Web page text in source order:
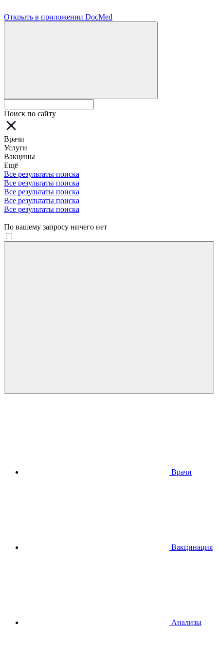
Открыть в приложении DocMed
Поиск по сайту
Врачи
Услуги
Вакцины
Ещё
Все результаты поиска
Все результаты поиска
Все результаты поиска
Все результаты поиска
Все результаты поиска
По вашему запросу ничего нет
Врачи
Вакцинация
Анализы